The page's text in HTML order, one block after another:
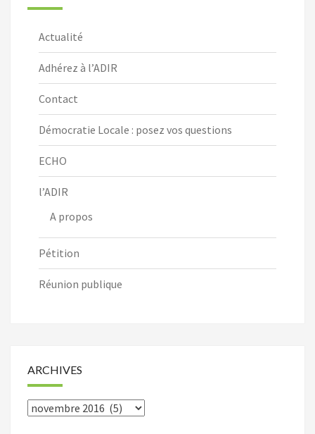
Actualité
Adhérez à l’ADIR
Contact
Démocratie Locale : posez vos questions
ECHO
l’ADIR
A propos
Pétition
Réunion publique
ARCHIVES
Archives